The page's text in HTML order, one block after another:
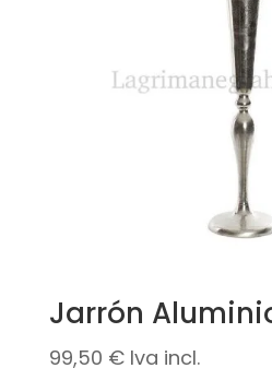
Jarrón
99,50 € Iva incl.